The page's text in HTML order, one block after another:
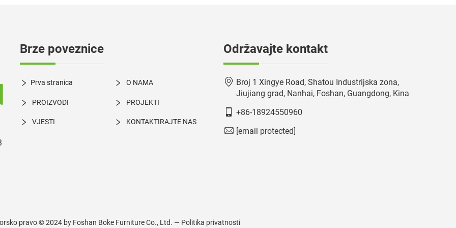
Brze poveznice
Prva stranica O NAMA
PROIZVODI PROJEKTI
VJESTI KONTAKTIRAJTE NAS
Održavajte kontakt
Broj 1 Xingye Road, Shatou Industrijska zona,
Jiujiang grad, Nanhai, Foshan, Guangdong, Kina
+86-18924550960
[email protected]
pravo © 2024 by Foshan Boke Furniture Co., Ltd. — Politika privatnosti